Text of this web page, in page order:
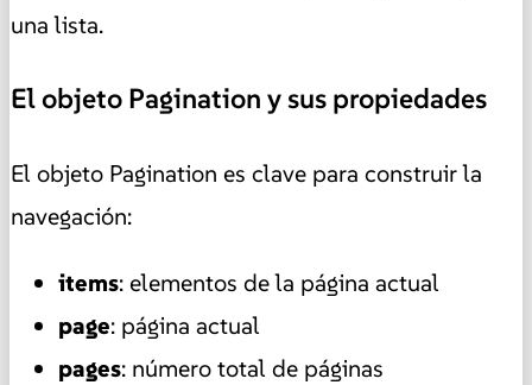
una lista.
El objeto Pagination y sus propiedades
El objeto Pagination es clave para construir la
navegación:
items: elementos de la página actual
page: página actual
pages: número total de páginas